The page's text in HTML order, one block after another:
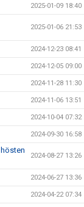
2025-01-09 18:40
2025-01-06 21:53
2024-12-23 08:41
2024-12-05 09:00
2024-11-28 11:30
2024-11-06 13:51
2024-10-04 07:32
2024-09-30 16:58
2024-08-27 13:26
2024-06-27 13:36
2024-04-22 07:34